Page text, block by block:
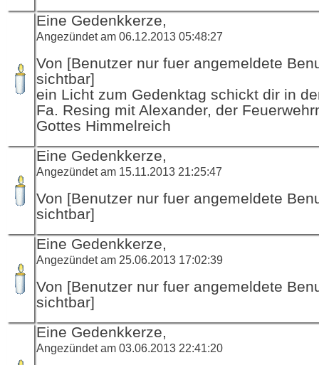
Eine Gedenkkerze,
Angezündet am 06.12.2013 05:48:27
Von [Benutzer nur fuer angemeldete
sichtbar]
ein Licht zum Gedenktag schickt dir in
Fa. Resing mit Alexander, der
Gottes Himmelreich
Eine Gedenkkerze,
Angezündet am 15.11.2013 21:25:47
Von [Benutzer nur fuer angemeldete
sichtbar]
Eine Gedenkkerze,
Angezündet am 25.06.2013 17:02:39
Von [Benutzer nur fuer angemeldete
sichtbar]
Eine Gedenkkerze,
Angezündet am 03.06.2013 22:41:20